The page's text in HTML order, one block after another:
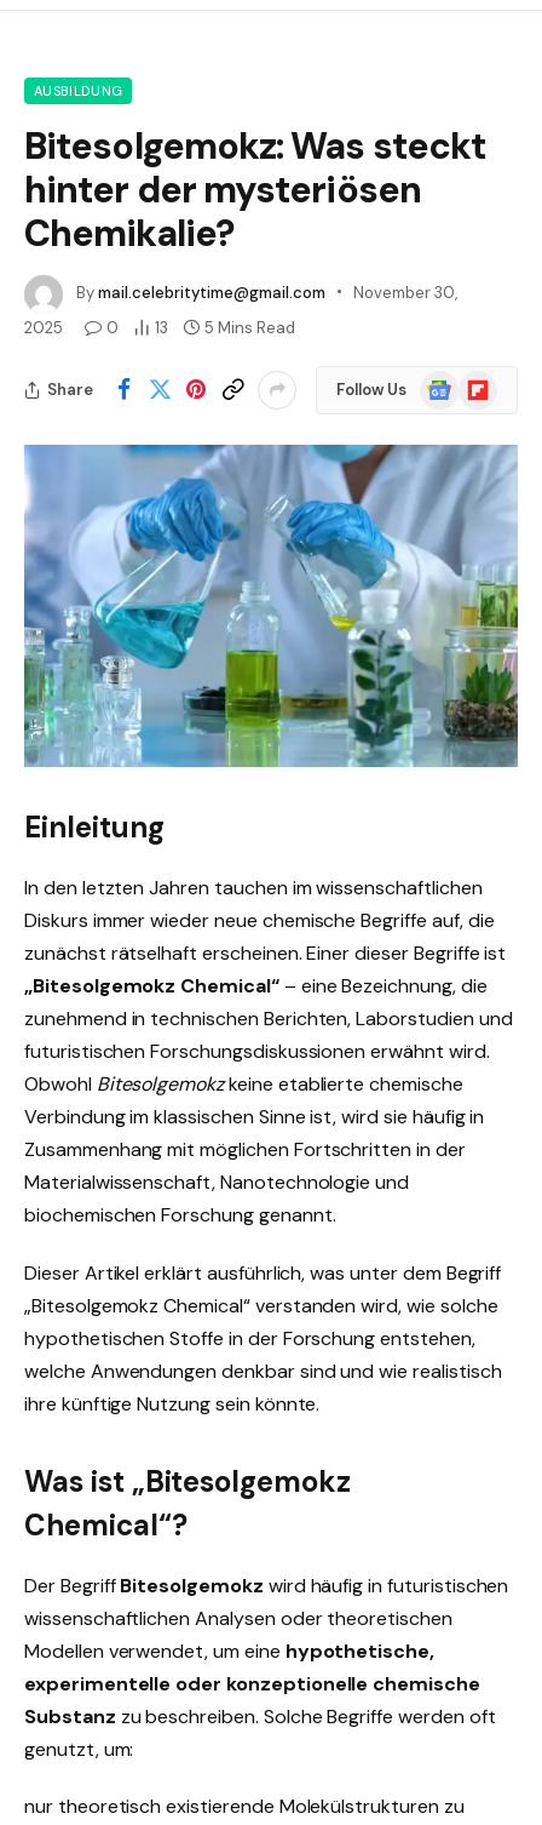
AUSBILDUNG
Bitesolgemokz: Was steckt
hinter der mysteriösen
Chemikalie?
Bymail.celebritytime@gmail.com
November 30,
2025
0 13 5 Mins Read
Share Follow Us
Google
News
Flipboard
Einleitung
In den letzten Jahren tauchen im wissenschaftlichen
Diskurs immer wieder neue chemische Begriffe auf, die
zunächst rätselhaft erscheinen. Einer dieser Begriffe ist
„Bitesolgemokz Chemical“– eine Bezeichnung, die
zunehmend in technischen Berichten, Laborstudien und
futuristischen Forschungsdiskussionen erwähnt wird.
Obwohl Bitesolgemokzkeine etablierte chemische
Verbindung im klassischen Sinne ist, wird sie häufig in
Zusammenhang mit möglichen Fortschritten in der
Materialwissenschaft, Nanotechnologie und
biochemischen Forschung genannt.
Dieser Artikel erklärt ausführlich, was unter dem Begriff
„Bitesolgemokz Chemical“ verstanden wird, wie solche
hypothetischen Stoffe in der Forschung entstehen,
welche Anwendungen denkbar sind und wie realistisch
ihre künftige Nutzung sein könnte.
Was ist „Bitesolgemokz
Chemical“?
Der BegriffBitesolgemokz wird häufig in futuristischen
wissenschaftlichen Analysen oder theoretischen
Modellen verwendet, um eine hypothetische,
experimentelle oder konzeptionelle chemische
Substanz zu beschreiben. Solche Begriffe werden oft
genutzt, um:
nur theoretisch existierende Molekülstrukturen zu